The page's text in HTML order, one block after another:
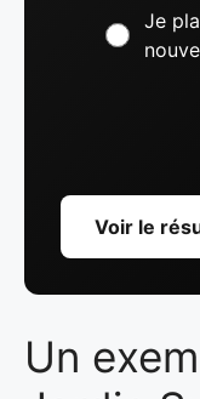
Je
Voir le
Un